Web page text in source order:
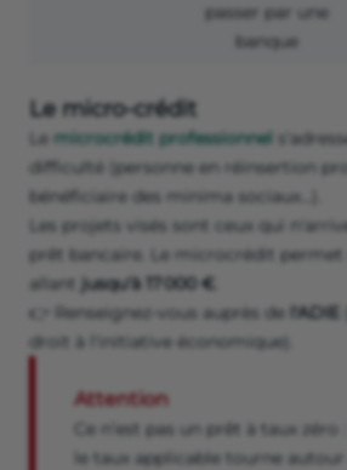
passer par une
banque
Le micro-crédit
Le microcrédit professionnel
difficulté (personne en réinsertion
bénéficiaire des minima sociaux…).
Les projets visés sont ceux qui
prêt bancaire. Le microcrédit
allant jusqu'à 17 000 €
👉 Renseignez-vous auprès de
l'ADIE
droit à l'initiative économique).
Attention
Ce n’est pas un prêt à taux zéro
le taux applicable tourne autour